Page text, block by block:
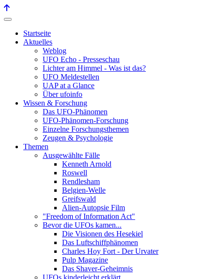
Startseite
Aktuelles
Weblog
UFO Echo - Presseschau
Lichter am Himmel - Was ist das?
UFO Meldestellen
UAP at a Glance
Über ufoinfo
Wissen & Forschung
Das UFO-Phänomen
UFO-Phänomen-Forschung
Einzelne Forschungsthemen
Zeugen & Psychologie
Themen
Ausgewählte Fälle
Kenneth Arnold
Roswell
Rendlesham
Belgien-Welle
Greifswald
Alien-Autopsie Film
"Freedom of Information Act"
Bevor die UFOs kamen...
Die Visionen des Hesekiel
Das Luftschiffphänomen
Charles Hoy Fort - Der Urvater
Pulp Magazine
Das Shaver-Geheimnis
UFOs kinderleicht erklärt